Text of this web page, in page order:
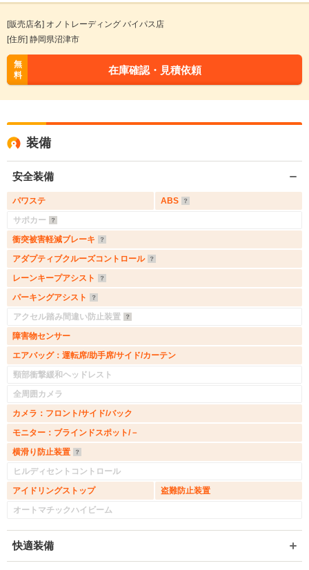
[販売店名] オノトレーディング バイパス店
[住所] 静岡県沼津市
無
料
在庫確認・見積依頼
装備
安全装備
パワステ
ABS
サポカー
衝突被害軽減ブレーキ
アダプティブクルーズコントロール
レーンキープアシスト
パーキングアシスト
アクセル踏み間違い防止装置
障害物センサー
エアバッグ：運転席/助手席/サイド/カーテン
頸部衝撃緩和ヘッドレスト
全周囲カメラ
カメラ：フロント/サイド/バック
モニター：ブラインドスポット/－
横滑り防止装置
ヒルディセントコントロール
アイドリングストップ
盗難防止装置
オートマチックハイビーム
快適装備